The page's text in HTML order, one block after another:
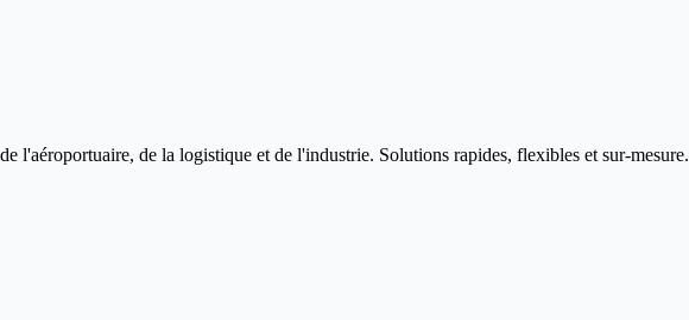
de la logistique et de l'industrie. Solutions rapides, flexibles et sur-mesure.